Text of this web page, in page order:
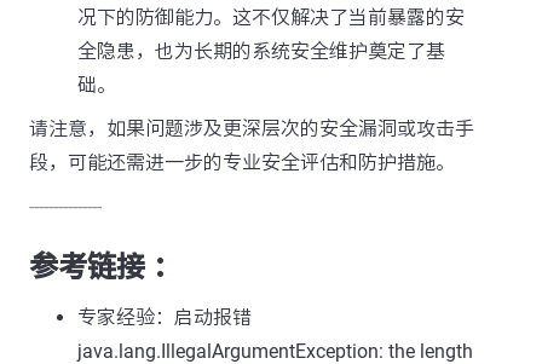
况下的防御能力。这不仅解决了当前暴露的安
全隐患，也为长期的系统安全维护奠定了基
础。
请注意，如果问题涉及更深层次的安全漏洞或攻击手
段，可能还需进一步的专业安全评估和防护措施。
---------------
参考链接 ：
专家经验：启动报错
java.lang.IllegalArgumentException: the length